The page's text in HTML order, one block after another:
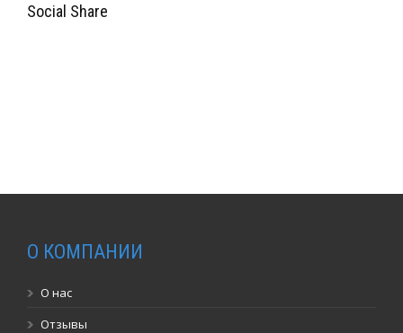
Social Share
О КОМПАНИИ
О нас
Отзывы